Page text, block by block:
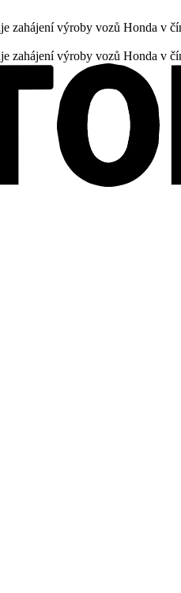
zahájení výroby vozů Honda v
zahájení výroby vozů Honda v